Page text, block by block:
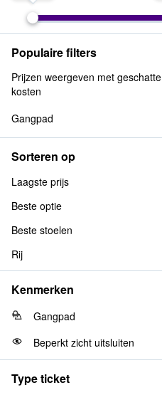
Populaire filters
Prijzen weergeven met geschatte
kosten
Gangpad
Sorteren op
Laagste prijs
Beste optie
Beste stoelen
Rij
Kenmerken
Gangpad
Beperkt zicht uitsluiten
Type ticket